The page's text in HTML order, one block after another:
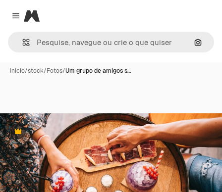
Close menu
Magnific
Início/stock/Fotos/Um grupo de amigos s…
Premium